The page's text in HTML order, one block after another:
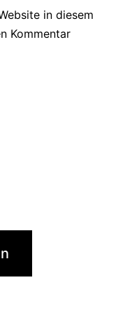
in diesem
Kommentar